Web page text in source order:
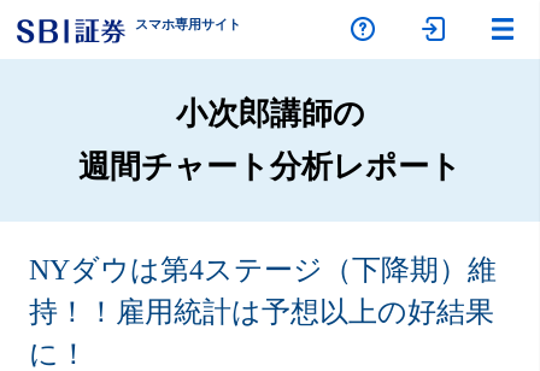
スマホ専用サイト
小次郎講師の
週間チャート分析レポート
NYダウは第4ステージ（下降期）維
持！！雇用統計は予想以上の好結果
に！